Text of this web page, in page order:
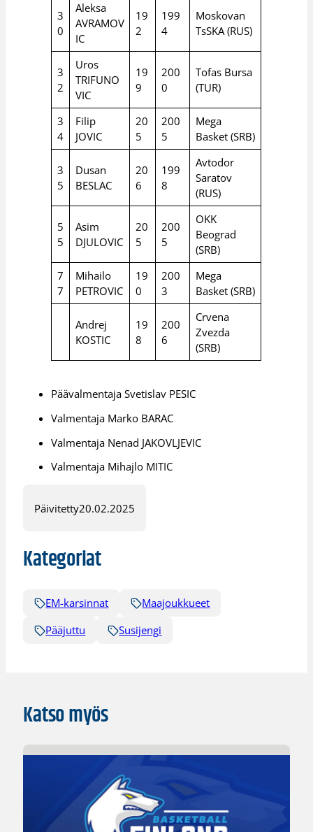
3
0
Aleksa
AVRAMOV
IC
19
2
199
4
Moskovan
TsSKA (RUS)
3
2
Uros
TRIFUNO
VIC
19
9
200
0
Tofas Bursa
(TUR)
3
4
Filip
JOVIC
20
5
200
5
Mega
Basket (SRB)
3
5
Dusan
BESLAC
20
6
199
8
Avtodor
Saratov
(RUS)
5
5
Asim
DJULOVIC
20
5
200
5
OKK
Beograd
(SRB)
7
7
Mihailo
PETROVIC
19
0
200
3
Mega
Basket (SRB)
Andrej
KOSTIC
19
8
200
6
Crvena
Zvezda
(SRB)
Päävalmentaja Svetislav PESIC
Valmentaja Marko BARAC
Valmentaja Nenad JAKOVLJEVIC
Valmentaja Mihajlo MITIC
Päivitetty20.02.2025
Kategoriat
EM-karsinnat
Maajoukkueet
Pääjuttu
Susijengi
Katso myös